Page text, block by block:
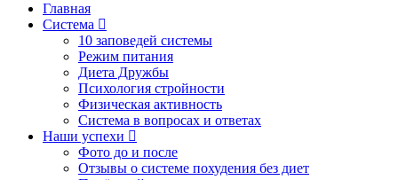
Главная
Система
10 заповедей системы
Режим питания
Диета Дружбы
Психология стройности
Физическая активность
Система в вопросах и ответах
Наши успехи
Фото до и после
Отзывы о системе похудения без диет